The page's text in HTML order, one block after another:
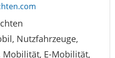
Nutzfahrzeuge,
Mobilität, E-Mobilität,